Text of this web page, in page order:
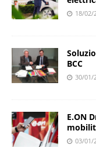
18/02/
BCC
30/01/
E.ON
03/01/